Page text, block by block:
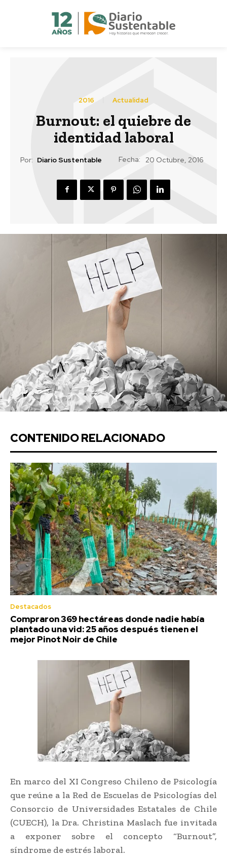
2016 Actualidad
Burnout: el quiebre de
identidad laboral
Por: Diario Sustentable Fecha: 20 Octubre, 2016
CONTENIDO RELACIONADO
Destacados
Compraron 369 hectáreas donde nadie había
plantado una vid: 25 años después tienen el
mejor Pinot Noir de Chile
En marco del XI Congreso Chileno de Psicología
que reúne a la Red de Escuelas de Psicologías del
Consorcio de Universidades Estatales de Chile
(CUECH), la Dra. Christina Maslach fue invitada
a exponer sobre el concepto “Burnout”,
síndrome de estrés laboral.